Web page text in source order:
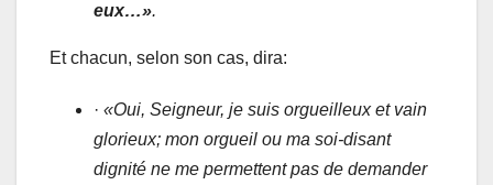
eux…».
Et chacun, selon son cas, dira:
· «Oui, Seigneur, je suis orgueilleux et vain
glorieux; mon orgueil ou ma soi-disant
dignité ne me permettent pas de demander